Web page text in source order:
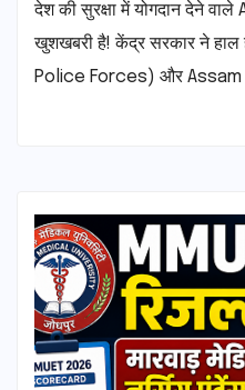
देश की सुरक्षा में योगदान देने
खुशखबरी है! केंद्र सरकार ने
Police Forces) और Assam